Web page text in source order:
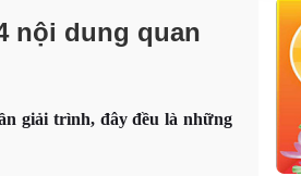
nội dung quan
giải trình, đây đều là những